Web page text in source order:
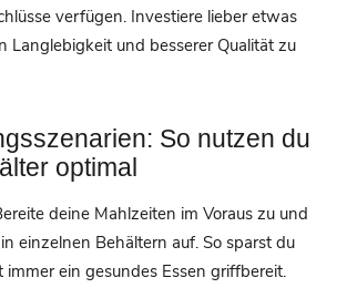
verfügen. Investiere lieber etwas
Langlebigkeit und besserer Qualität zu
So nutzen du
optimal
deine Mahlzeiten im Voraus zu und
einzelnen Behältern auf. So sparst du
immer ein gesundes Essen griffbereit.